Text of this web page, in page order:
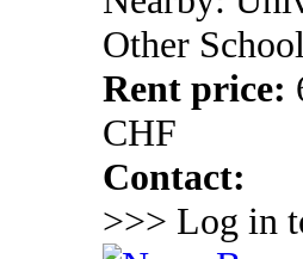
Other School
Rent price:
CHF
Contact:
>>> Log in